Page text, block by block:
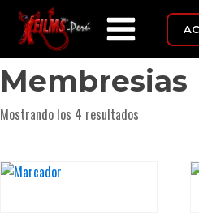
Membresias
Mostrando los 4 resultados